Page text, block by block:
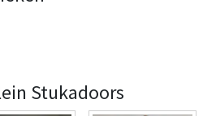
Stukadoors